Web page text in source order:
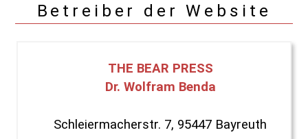
Betreiber der Website
THE BEAR PRESS
Dr. Wolfram Benda
Schleiermacherstr. 7, 95447 Bayreuth